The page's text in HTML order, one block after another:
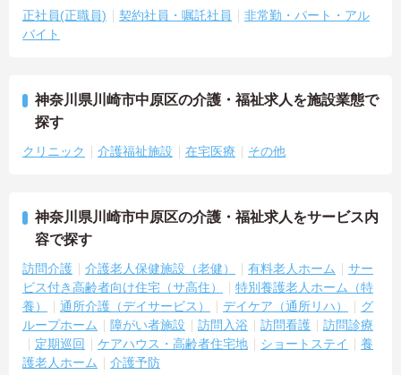
正社員(正職員) 契約社員・嘱託社員
非常勤・パート・アル
バイト
神奈川県川崎市中原区の介護・福祉求人を施設業態で
探す
クリニック 介護福祉施設 在宅医療 その他
神奈川県川崎市中原区の介護・福祉求人をサービス内
容で探す
訪問介護 介護老人保健施設（老健） 有料老人ホーム
サー
ビス付き高齢者向け住宅（サ高住）
特別養護老人ホーム（特
養）
通所介護（デイサービス） デイケア（通所リハ）
グ
ループホーム
障がい者施設 訪問入浴 訪問看護
訪問診療
定期巡回
ケアハウス・高齢者住宅地 ショートステイ
養
護老人ホーム
介護予防